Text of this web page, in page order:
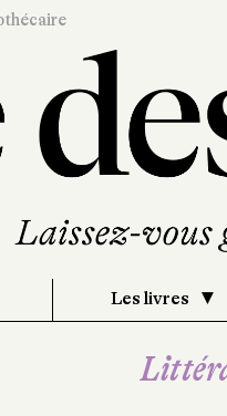
Les livres